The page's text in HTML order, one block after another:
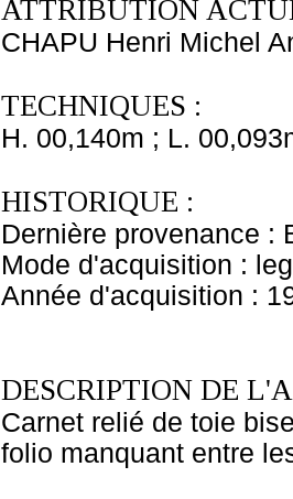
ATTRIBUTION
CHAPU Henri Michel
TECHNIQUES :
H. 00,140m ; L.
HISTORIQUE :
Dernière provenance :
Mode d'acquisition :
Année d'acquisition :
DESCRIPTION DE
Carnet relié de toie
folio manquant entre